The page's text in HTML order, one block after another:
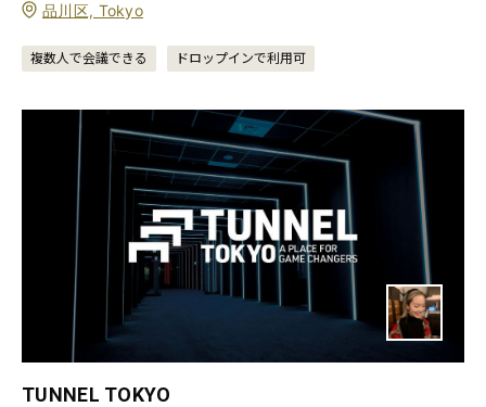
品川区, Tokyo
複数人で会議できる ドロップインで利用可
TUNNEL TOKYO